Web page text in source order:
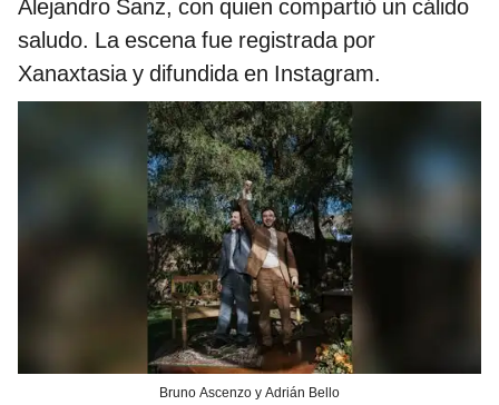
Alejandro Sanz, con quien compartió un cálido
saludo. La escena fue registrada por
Xanaxtasia y difundida en Instagram.
Bruno Ascenzo y Adrián Bello